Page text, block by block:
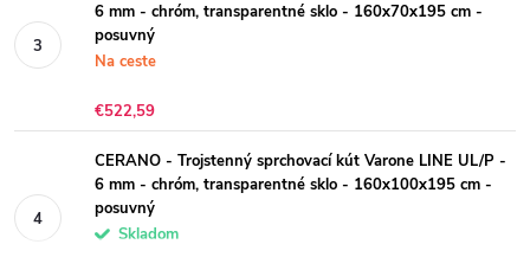
6 mm - chróm, transparentné sklo - 160x70x195 cm -
posuvný
Na ceste
€522,59
CERANO - Trojstenný sprchovací kút Varone LINE UL/P -
6 mm - chróm, transparentné sklo - 160x100x195 cm -
posuvný
Skladom